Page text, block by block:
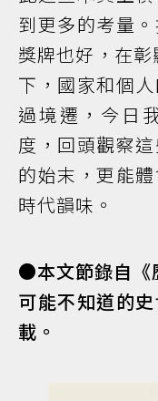
到更多的考量
獎牌也好，在
下，國家和個
過境遷，今日
度，回頭觀察
的始末，更能
時代韻味。
●本文節錄自《
可能不知道的
載。